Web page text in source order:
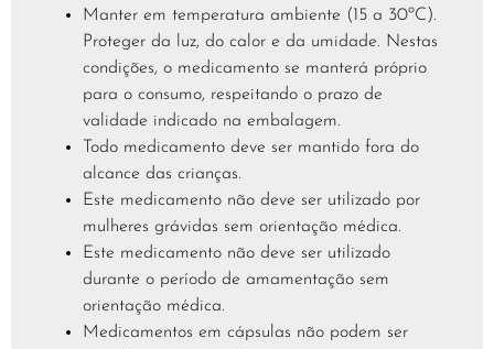
Manter em temperatura ambiente (15 a 30ºC).
Proteger da luz, do calor e da umidade. Nestas
condições, o medicamento se manterá próprio
para o consumo, respeitando o prazo de
validade indicado na embalagem.
Todo medicamento deve ser mantido fora do
alcance das crianças.
Este medicamento não deve ser utilizado por
mulheres grávidas sem orientação médica.
Este medicamento não deve ser utilizado
durante o período de amamentação sem
orientação médica.
Medicamentos em cápsulas não podem ser